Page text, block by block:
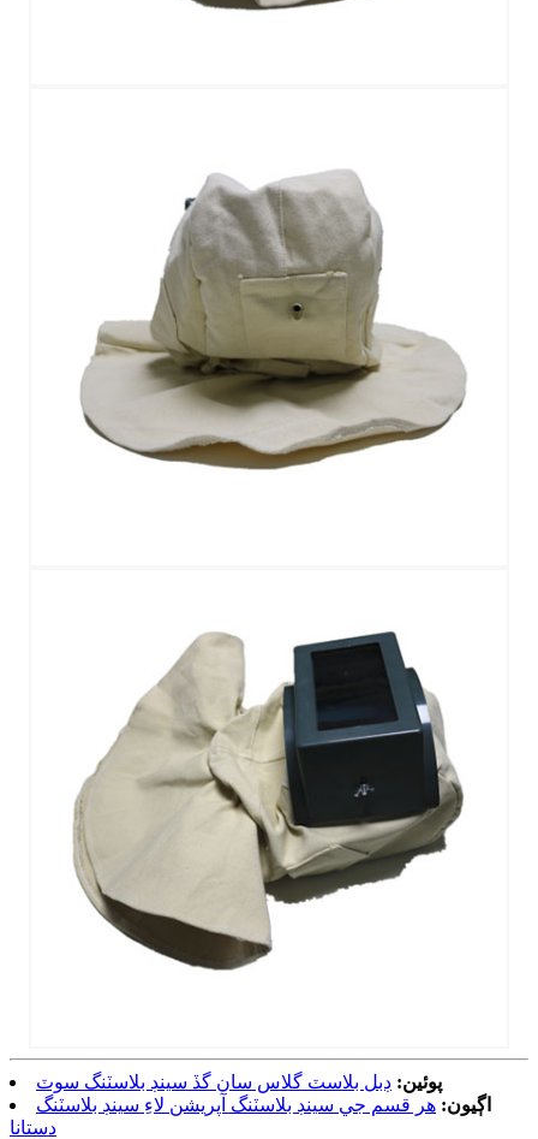
پوئين: ڊبل بلاسٽ گلاس سان گڏ سينڊ بلاسٽنگ سوٽ
اڳيون: هر قسم جي سينڊ بلاسٽنگ آپريشن لاءِ سينڊ بلاسٽنگ
دستانا